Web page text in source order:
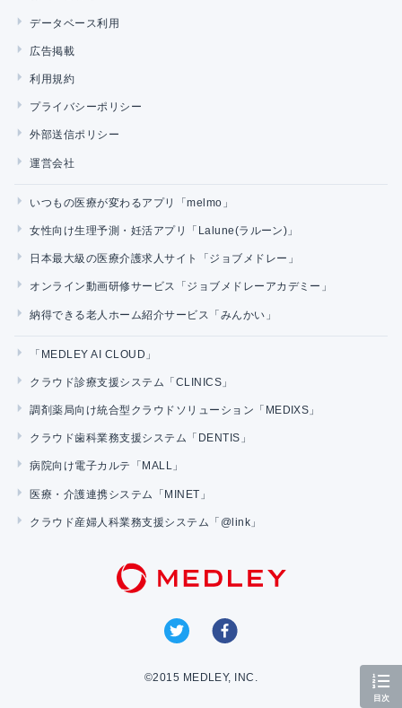
データベース利用
広告掲載
利用規約
プライバシーポリシー
外部送信ポリシー
運営会社
いつもの医療が変わるアプリ「melmo」
女性向け生理予測・妊活アプリ「Lalune(ラルーン)」
日本最大級の医療介護求人サイト「ジョブメドレー」
オンライン動画研修サービス「ジョブメドレーアカデミー」
納得できる老人ホーム紹介サービス「みんかい」
「MEDLEY AI CLOUD」
クラウド診療支援システム「CLINICS」
調剤薬局向け統合型クラウドソリューション「MEDIXS」
クラウド歯科業務支援システム「DENTIS」
病院向け電子カルテ「MALL」
医療・介護連携システム「MINET」
クラウド産婦人科業務支援システム「@link」
©2015 MEDLEY, INC.
目次